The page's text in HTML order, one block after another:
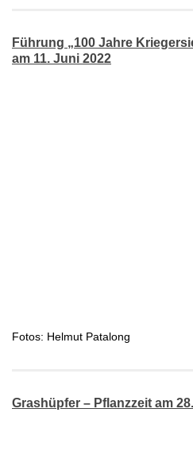
Führung „100 Jahre
am 11. Juni 2022
Fotos: Helmut Patalong
Grashüpfer – Pflanzzeit am